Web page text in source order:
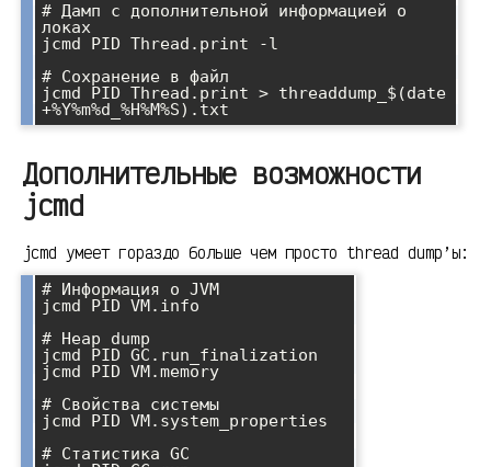
# Дамп с дополнительной информацией о
локах
jcmd PID Thread.print -l
# Сохранение в файл
jcmd PID Thread.print > threaddump_$(date
Дополнительные возможности
jcmd
jcmd умеет гораздо больше чем просто thread dump’ы:
# Информация о JVM
jcmd PID VM.info
# Heap dump
jcmd PID GC.run_finalization
jcmd PID VM.memory
# Свойства системы
jcmd PID VM.system_properties
# Статистика GC